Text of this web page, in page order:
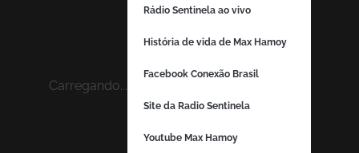
Carregando...
Rádio Sentinela ao vivo
História de vida de Max Hamoy
Facebook Conexão Brasil
Site da Radio Sentinela
Youtube Max Hamoy